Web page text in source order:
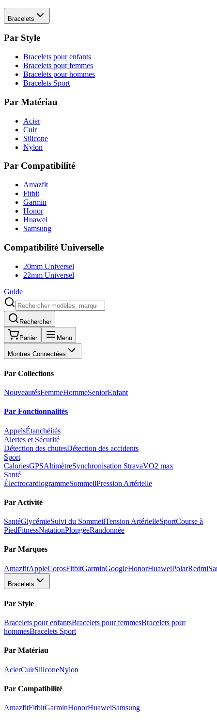
Bracelets
Par Style
Bracelets pour enfants
Bracelets pour femmes
Bracelets pour hommes
Bracelets Sport
Par Matériau
Acier
Cuir
Silicone
Nylon
Par Compatibilité
Amazfit
Fitbit
Garmin
Honor
Huawei
Samsung
Compatibilité Universelle
20mm Universel
22mm Universel
Guide
Rechercher
Panier Menu
Montres Connectées
Par Collections
NouveautésFemmeHommeSeniorEnfant
Par Fonctionnalités
AppelsÉtanchéités
Alertes et Sécurité
Détection des chutesDétection des accidents
Sport
CaloriesGPSAltimètreSynchronisation StravaVO2 max
Santé
ÉlectrocardiogrammeSommeilPression Artérielle
Par Activité
SantéGlycémieSuivi du SommeilTension ArtérielleSportCourse à
PiedFitnessNatationPlongéeRandonnée
Par Marques
AmazfitAppleCorosFitbitGarminGoogleHonorHuaweiPolarRedmi
Bracelets
Par Style
Bracelets pour enfantsBracelets pour femmesBracelets pour
hommesBracelets Sport
Par Matériau
AcierCuirSiliconeNylon
Par Compatibilité
AmazfitFitbitGarminHonorHuaweiSamsung